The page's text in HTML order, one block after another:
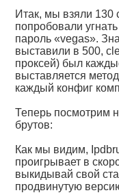
Итак, мы взяли 130
попробовали
пароль «vegas».
выставили в 500,
проксей) был
выставляется
каждый конфиг
Теперь посмотрим
брутов:
Как мы видим,
проигрывает в
выкидывай свой
продвинутую